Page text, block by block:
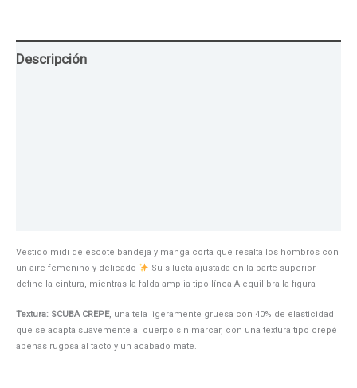
Descripción
Vestido midi de escote bandeja y manga corta que resalta los hombros con
un aire femenino y delicado
Su silueta ajustada en la parte superior
define la cintura, mientras la falda amplia tipo línea A equilibra la figura
Textura: SCUBA CREPE, una tela ligeramente gruesa con 40% de elasticidad
que se adapta suavemente al cuerpo sin marcar, con una textura tipo crepé
apenas rugosa al tacto y un acabado mate.